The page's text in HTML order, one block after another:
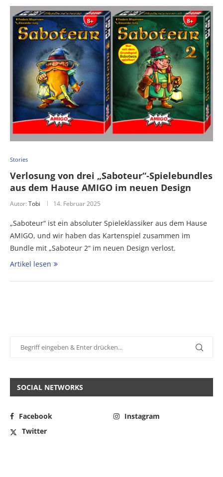
Stories
Verlosung von drei „Saboteur“-Spielebundles
aus dem Hause AMIGO im neuen Design
Autor: Tobi 14. Februar 2025
„Saboteur“ ist ein absoluter Spieleklassiker aus dem Hause
AMIGO, und wir haben das Kartenspiel zusammen im
Bundle mit „Saboteur 2“ im neuen Design verlost.
Artikel lesen
SOCIAL NETWORKS
Facebook
Instagram
Twitter